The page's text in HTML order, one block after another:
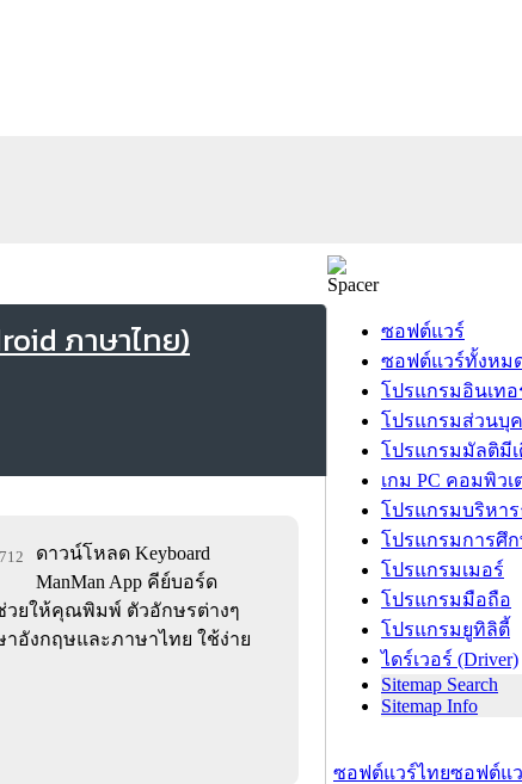
ภาษาไทย)
ดาวน์โหลด Keyboard
ManMan App คีย์บอร์ด
วยให้คุณพิมพ์ ตัวอักษรต่างๆ
อังกฤษและภาษาไทย ใช้ง่าย
ซอฟต์แวร์
ซอฟต์แวร์ทั้งหม
โปรแกรมอินเทอ
โปรแกรมส่วนบุ
โปรแกรมมัลติมีเ
เกม PC คอมพิวเ
โปรแกรมบริหา
โปรแกรมการศึ
โปรแกรมเมอร์
โปรแกรมมือถือ
โปรแกรมยูทิลิตี้
ไดร์เวอร์ (Driver)
Sitemap Search
Sitemap Info
ซอฟต์แวร์ไทยซอฟต์แ